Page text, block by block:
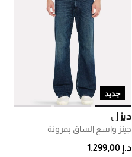
جديد
ديزل
جينز واسع الساق بمرونة
د.إ 1.299,00